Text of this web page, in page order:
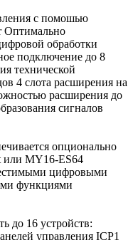
с помошью
Оптимально
обработки
подключение до 8
технической
4 слота расширения на
расширения до
сигналов
опционально
или MY16-ES64
цифровыми
функциями
до 16 устройств:
управления ІСР1